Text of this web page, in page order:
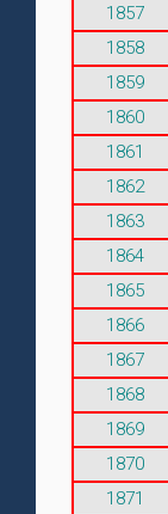
1857
1858
1859
1860
1861
1862
1863
1864
1865
1866
1867
1868
1869
1870
1871